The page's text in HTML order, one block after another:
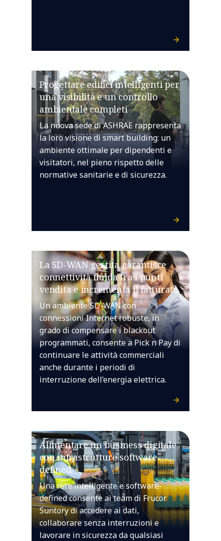
Progettare edifici intelligenti per
una visibilità e un controllo
ambientale completi
La nuova sede di ASHRAE rappresenta
la loro visione di smart building: un
ambiente ottimale per dipendenti e
visitatori, nel pieno rispetto delle
normative sanitarie e di sicurezza.
La SD-WAN gestita garantisce
connettività fluida tra i punti
vendita e incrementa il fatturato
Un ambiente SD-WAN con
connessioni Internet robuste, in
grado di compensare i blackout
programmati, consente a Pick n Pay di
continuare le attività commerciali
anche durante i periodi di
interruzione dell’energia elettrica.
Alimentare un business digitale
con infrastrutture software-
defined
Una rete intelligente e software-
defined consente ai team di Frucor
Suntory di accedere ai dati,
collaborare senza interruzioni e
lavorare in sicurezza da qualsiasi